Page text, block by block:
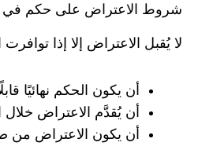
شروط الاعتراض على حكم في
لا يُقبل الاعتراض إلا إذا
أن يكون الحكم نهائيًا
أن يُقدَّم الاعتراض خلال
أن يكون الاعتراض من